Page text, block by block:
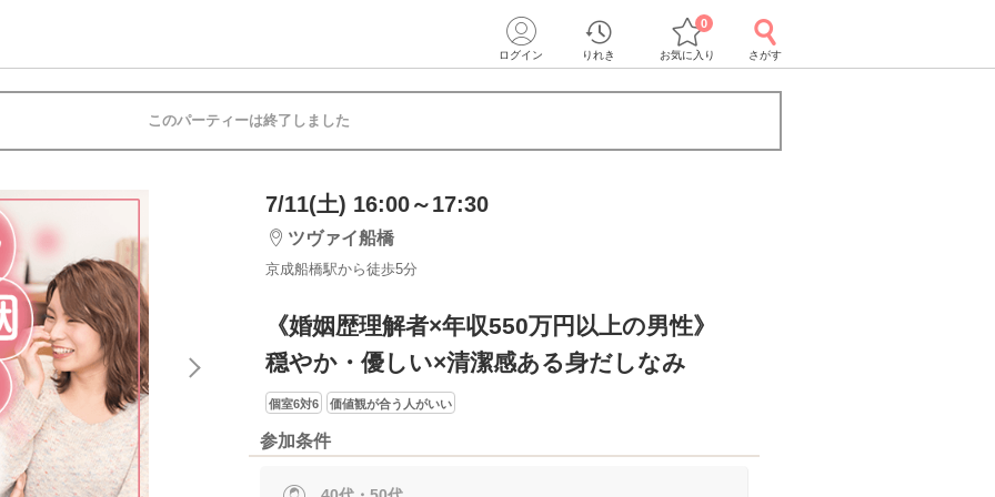
ログイン りれき お気に入り
0
さがす
このパーティーは終了しました
7/11(土) 16:00～17:30
ツヴァイ船橋
京成船橋駅から徒歩5分
《婚姻歴理解者×年収550万円以上の男性》
穏やか・優しい×清潔感ある身だしなみ
個室6対6 価値観が合う人がいい
参加条件